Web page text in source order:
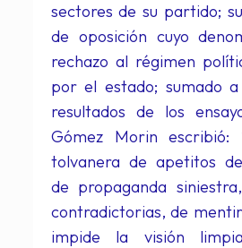
sectores de su partido;
de oposición cuyo
rechazo al régimen
por el estado; sumado
resultados de los
Gómez Morin escribió:
tolvanera de apetitos
de propaganda
contradictorias, de
impide la visión